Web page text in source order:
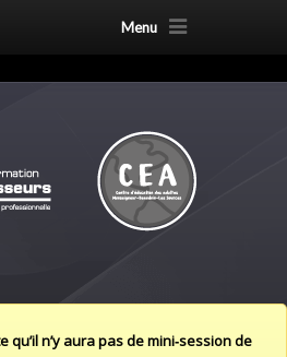
Menu
n’y aura pas de mini‑session de